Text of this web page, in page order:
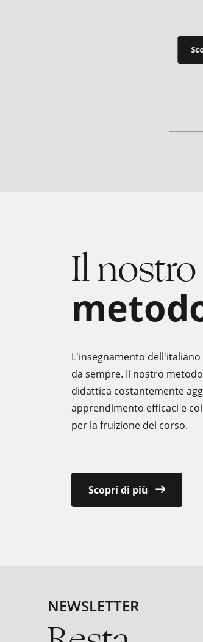
Il nostro
L'insegnamento
da sempre. Il nostro
didattica costantemente
apprendimento efficaci e
per la fruizione del corso.
Scopri di più
NEWSLETTER